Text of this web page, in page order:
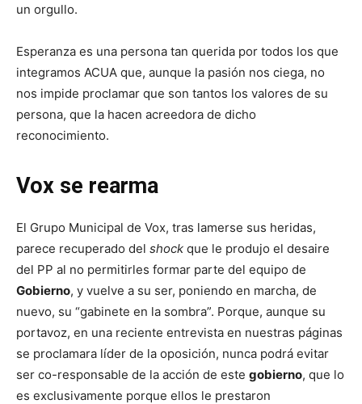
un orgullo.
Esperanza es una persona tan querida por todos los que
integramos ACUA que, aunque la pasión nos ciega, no
nos impide proclamar que son tantos los valores de su
persona, que la hacen acreedora de dicho
reconocimiento.
Vox se rearma
El Grupo Municipal de Vox, tras lamerse sus heridas,
parece recuperado del shock que le produjo el desaire
del PP al no permitirles formar parte del equipo de
Gobierno, y vuelve a su ser, poniendo en marcha, de
nuevo, su “gabinete en la sombra”. Porque, aunque su
portavoz, en una reciente entrevista en nuestras páginas
se proclamara líder de la oposición, nunca podrá evitar
ser co-responsable de la acción de este gobierno, que lo
es exclusivamente porque ellos le prestaron